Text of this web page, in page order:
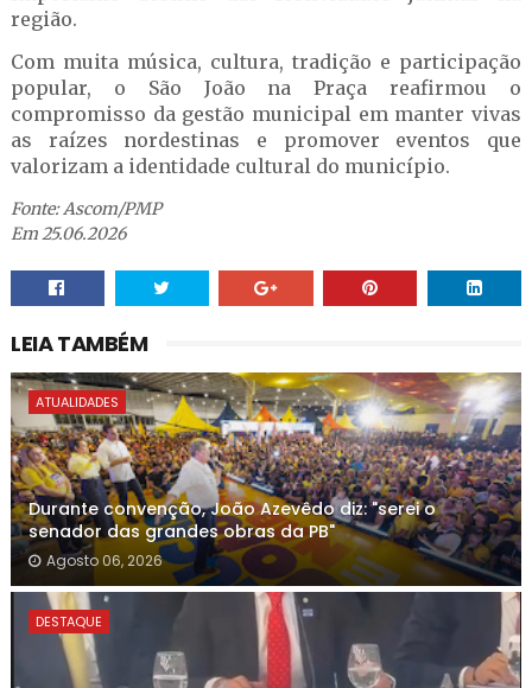
região.
Com muita música, cultura, tradição e participação
popular, o São João na Praça reafirmou o
compromisso da gestão municipal em manter vivas
as raízes nordestinas e promover eventos que
valorizam a identidade cultural do município.
Fonte: Ascom/PMP
Em 25.06.2026
LEIA TAMBÉM
ATUALIDADES
Durante convenção, João Azevêdo diz: "serei o
senador das grandes obras da PB"
Agosto 06, 2026
DESTAQUE